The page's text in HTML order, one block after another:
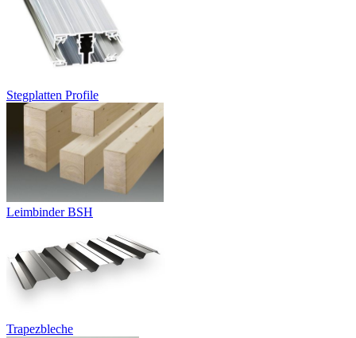
Stegplatten Profile
Leimbinder BSH
Trapezbleche